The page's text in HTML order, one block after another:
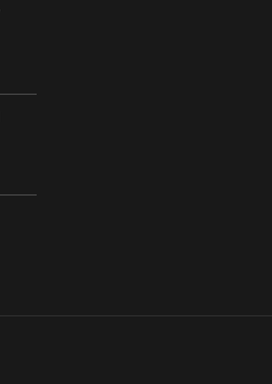
lạnh giá, vừa